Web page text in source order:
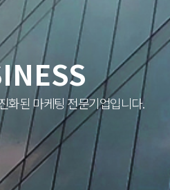
화된 마케팅 전문기업입니다.